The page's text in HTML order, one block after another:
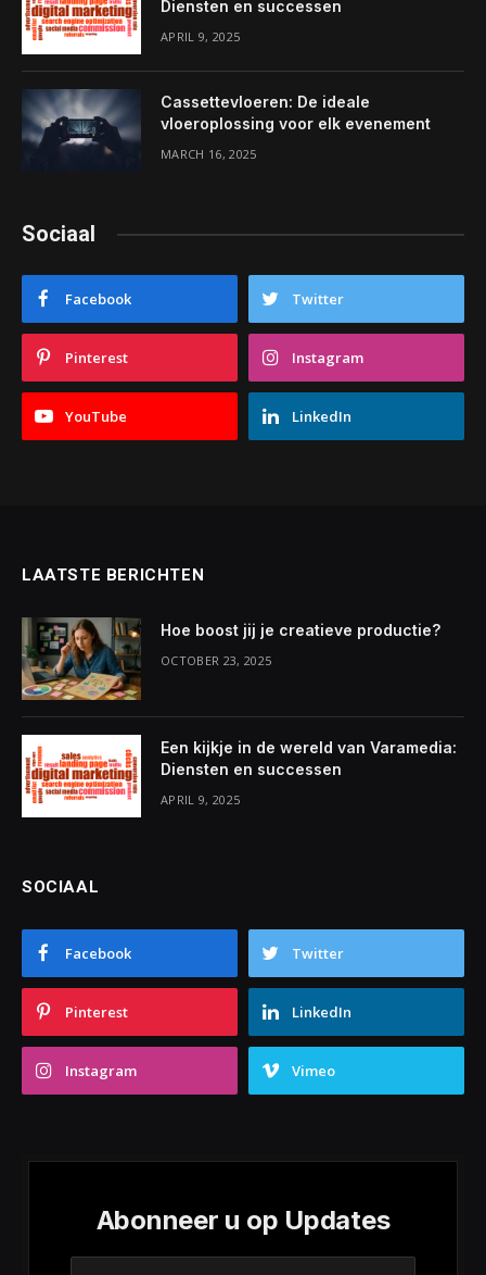
Diensten en successen
APRIL 9, 2025
Cassettevloeren: De ideale
vloeroplossing voor elk evenement
MARCH 16, 2025
Sociaal
Facebook Twitter
Pinterest Instagram
YouTube LinkedIn
LAATSTE BERICHTEN
Hoe boost jij je creatieve productie?
OCTOBER 23, 2025
Een kijkje in de wereld van Varamedia:
Diensten en successen
APRIL 9, 2025
SOCIAAL
Facebook Twitter
Pinterest LinkedIn
Instagram Vimeo
Abonneer u op Updates